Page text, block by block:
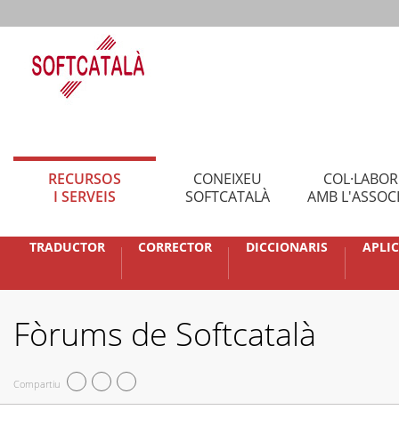
RECURSOS
I SERVEIS
CONEIXEU
SOFTCATALÀ
AMB
TRADUCTOR CORRECTOR DICCIONARIS
Fòrums de Softcatalà
Compartiu